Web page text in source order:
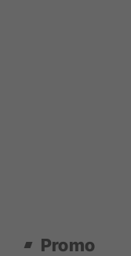
Promo